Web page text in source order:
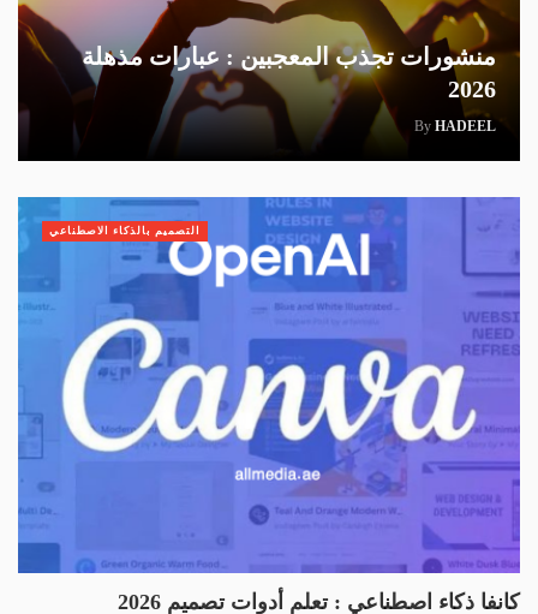
منشورات تجذب المعجبين : عبارات مذهلة
2026
By HADEEL
كانفا ذكاء اصطناعي : تعلم أدوات تصميم 2026
التصميم بالذكاء الاصطناعي